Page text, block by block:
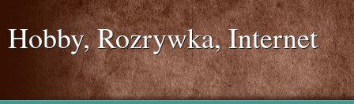
Hobby, Rozrywka, Internet